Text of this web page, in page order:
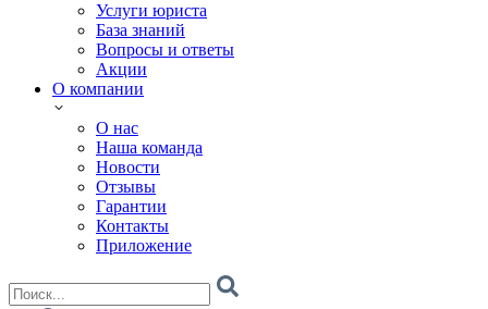
Услуги юриста
База знаний
Вопросы и ответы
Акции
О компании
О нас
Наша команда
Новости
Отзывы
Гарантии
Контакты
Приложение